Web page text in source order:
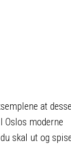
at
Oslos moderne
skal ut og